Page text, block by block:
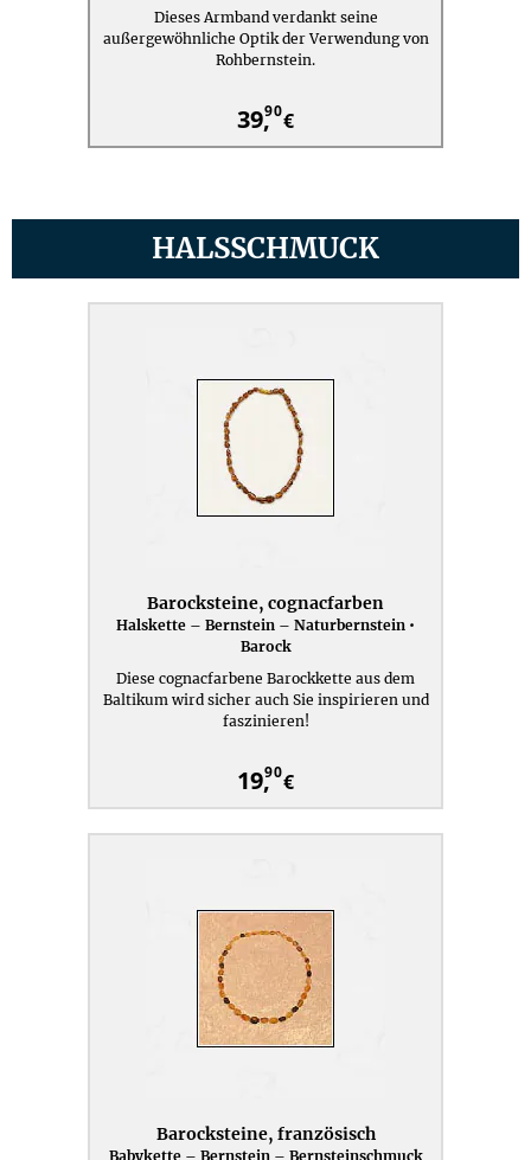
Dieses Armband verdankt seine
außergewöhnliche Optik der Verwendung von
Rohbernstein.
39,90€
HALSSCHMUCK
Barocksteine, cognacfarben
Halskette – Bernstein – Naturbernstein •
Barock
Diese cognacfarbene Barockkette aus dem
Baltikum wird sicher auch Sie inspirieren und
faszinieren!
19,90€
Barocksteine, französisch
Babykette – Bernstein – Bernsteinschmuck